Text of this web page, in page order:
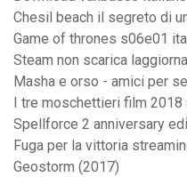
Chesil beach il segreto di
Game of thrones s06e01 ita
Steam non scarica
Masha e orso - amici per
I tre moschettieri film 2018
Spellforce 2 anniversary
Fuga per la vittoria
Geostorm (2017)